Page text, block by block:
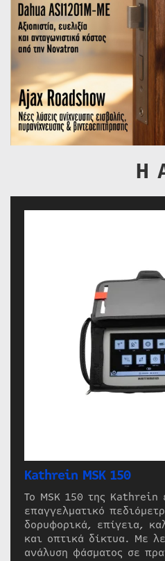
Η
Kathrein MSK 150
Το MSK 150 της Kathrein
επαγγελματικό
δορυφορικά, επίγεια,
και οπτικά δίκτυα. Με
ανάλυση φάσματος σε